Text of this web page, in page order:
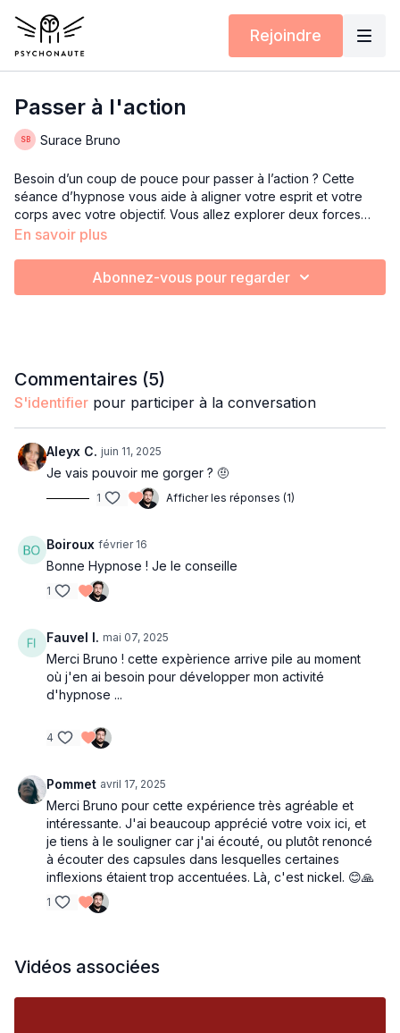
Rejoindre
Passer à l'action
Surace Bruno
Besoin d’un coup de pouce pour passer à l’action ? Cette
séance d’hypnose vous aide à aligner votre esprit et votre
corps avec votre objectif. Vous allez explorer deux forces
puissantes : la répulsion face à l’inaction et l’attraction du
en mouvement. Par des sensations corporelles et des
faire le premier pas, avec confiance et détermination.
En savoir plus
Abonnez-vous pour regarder
Commentaires (5)
S'identifier pour participer à la conversation
Aleyx C. juin 11, 2025
Je vais pouvoir me gorger ? 🤨
1 Afficher les réponses (1)
Boiroux février 16
Bonne Hypnose ! Je le conseille
1
Fauvel I. mai 07, 2025
Merci Bruno ! cette expèrience arrive pile au moment
où j'en ai besoin pour développer mon activité
d'hypnose ...
4
Pommet avril 17, 2025
Merci Bruno pour cette expérience très agréable et
intéressante. J'ai beaucoup apprécié votre voix ici, et
je tiens à le souligner car j'ai écouté, ou plutôt renoncé
à écouter des capsules dans lesquelles certaines
inflexions étaient trop accentuées. Là, c'est nickel. 😊🙏
1
Vidéos associées